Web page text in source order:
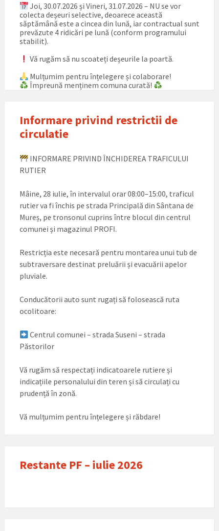
Joi, 30.07.2026 și Vineri, 31.07.2026 – NU se vor
colecta deșeuri selective, deoarece această
săptămână este a cincea din lună, iar contractual sunt
prevăzute 4 ridicări pe lună (conform programului
stabilit).
Vă rugăm să nu scoateți deșeurile la poartă.
Mulțumim pentru înțelegere și colaborare!
Împreună menținem comuna curată!
Informare privind restrictii de
circulatie
INFORMARE PRIVIND ÎNCHIDEREA TRAFICULUI
RUTIER
Mâine, 28 iulie, în intervalul orar 08:00–15:00, traficul
rutier va fi închis pe strada Principală din Sântana de
Mureș, pe tronsonul cuprins între blocul din centrul
comunei și magazinul PROFI.
Restricția este necesară pentru montarea unui tub de
subtraversare destinat preluării și evacuării apelor
pluviale.
Conducătorii auto sunt rugați să folosească ruta
ocolitoare:
Centrul comunei – strada Suseni – strada
Păstorilor
Vă rugăm să respectați indicatoarele rutiere și
indicațiile personalului din teren și să circulați cu
prudență în zonă.
Vă mulțumim pentru înțelegere și răbdare!
Restante PF – iulie 2026